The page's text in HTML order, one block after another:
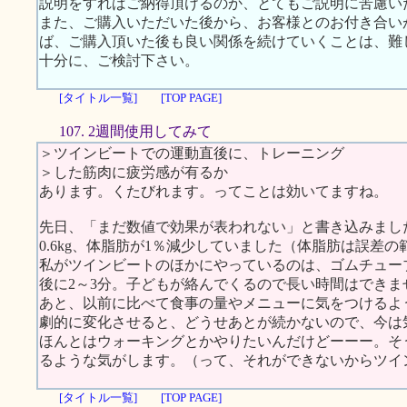
説明をすればご納得頂けるのか、とてもご説明に苦慮
また、ご購入いただいた後から、お客様とのお付き合
ば、ご購入頂いた後も良い関係を続けていくことは、
十分に、ご検討下さい。
[タイトル一覧] [TOP PAGE]
107. 2週間使用してみて
＞ツインビートでの運動直後に、トレーニング
＞した筋肉に疲労感が有るか
あります。くたびれます。ってことは効いてますね。
先日、「まだ数値で効果が表われない」と書き込みま
0.6kg、体脂肪が1％減少していました（体脂肪は誤差
私がツインビートのほかにやっているのは、ゴムチュ
後に2～3分。子どもが絡んでくるので長い時間はできま
あと、以前に比べて食事の量やメニューに気をつける
劇的に変化させると、どうせあとが続かないので、今
ほんとはウォーキングとかやりたいんだけどーーー。
るような気がします。（って、それができないからツ
[タイトル一覧] [TOP PAGE]